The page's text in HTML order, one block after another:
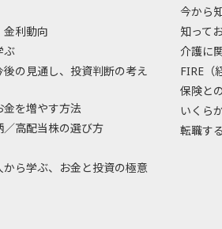
金利動向
ぶ
後の見通し、投資判断の考え
金を増やす方法
／高配当株の選び方
ら学ぶ、お金と投資の極意
今から
知って
介護に
FIRE（
保険と
いくら
転職す